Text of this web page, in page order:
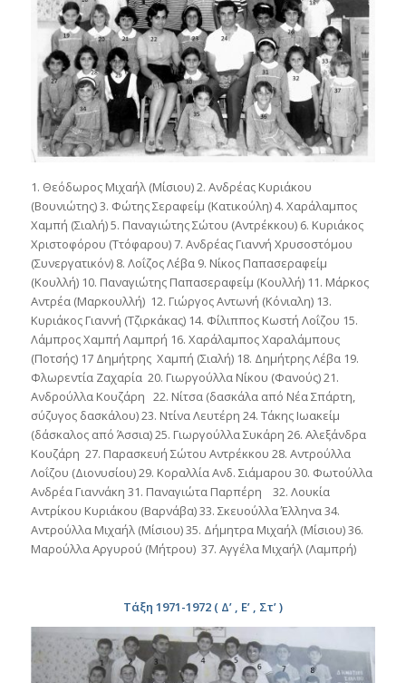
1. Θεόδωρος Μιχαήλ (Μίσιου) 2. Ανδρέας Κυριάκου
(Βουνιώτης) 3. Φώτης Σεραφείμ (Κατικούλη) 4. Χαράλαμπος
Χαμπή (Σιαλή) 5. Παναγιώτης Σώτου (Αντρέκκου) 6. Κυριάκος
Χριστοφόρου (Ττόφαρου) 7. Ανδρέας Γιαννή Χρυσοστόμου
(Συνεργατικόν) 8. Λοΐζος Λέβα 9. Νίκος Παπασεραφείμ
(Κουλλή) 10. Παναγιώτης Παπασεραφείμ (Κουλλή) 11. Μάρκος
Αντρέα (Μαρκουλλή) 12. Γιώργος Αντωνή (Κόνιαλη) 13.
Κυριάκος Γιαννή (Τζιρκάκας) 14. Φίλιππος Κωστή Λοΐζου 15.
Λάμπρος Χαμπή Λαμπρή 16. Χαράλαμπος Χαραλάμπους
(Ποτσής) 17 Δημήτρης Χαμπή (Σιαλή) 18. Δημήτρης Λέβα 19.
Φλωρεντία Ζαχαρία 20. Γιωργούλλα Νίκου (Φανούς) 21.
Ανδρούλλα Κουζάρη 22. Νίτσα (δασκάλα από Νέα Σπάρτη,
σύζυγος δασκάλου) 23. Ντίνα Λευτέρη 24. Τάκης Ιωακείμ
(δάσκαλος από Άσσια) 25. Γιωργούλλα Συκάρη 26. Αλεξάνδρα
Κουζάρη 27. Παρασκευή Σώτου Αντρέκκου 28. Αντρούλλα
Λοΐζου (Διονυσίου) 29. Κοραλλία Ανδ. Σιάμαρου 30. Φωτούλλα
Ανδρέα Γιαννάκη 31. Παναγιώτα Παρπέρη 32. Λουκία
Αντρίκου Κυριάκου (Βαρνάβα) 33. Σκευούλλα Έλληνα 34.
Αντρούλλα Μιχαήλ (Μίσιου) 35. Δήμητρα Μιχαήλ (Μίσιου) 36.
Μαρούλλα Αργυρού (Μήτρου) 37. Αγγέλα Μιχαήλ (Λαμπρή)
Τάξη 1971-1972 ( Δ’ , Ε’ , Στ’ )